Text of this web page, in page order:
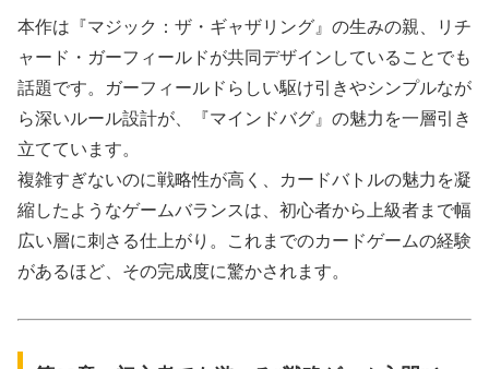
本作は『マジック：ザ・ギャザリング』の生みの親、リチ
ャード・ガーフィールドが共同デザインしていることでも
話題です。ガーフィールドらしい駆け引きやシンプルなが
ら深いルール設計が、『マインドバグ』の魅力を一層引き
立てています。
複雑すぎないのに戦略性が高く、カードバトルの魅力を凝
縮したようなゲームバランスは、初心者から上級者まで幅
広い層に刺さる仕上がり。これまでのカードゲームの経験
があるほど、その完成度に驚かされます。